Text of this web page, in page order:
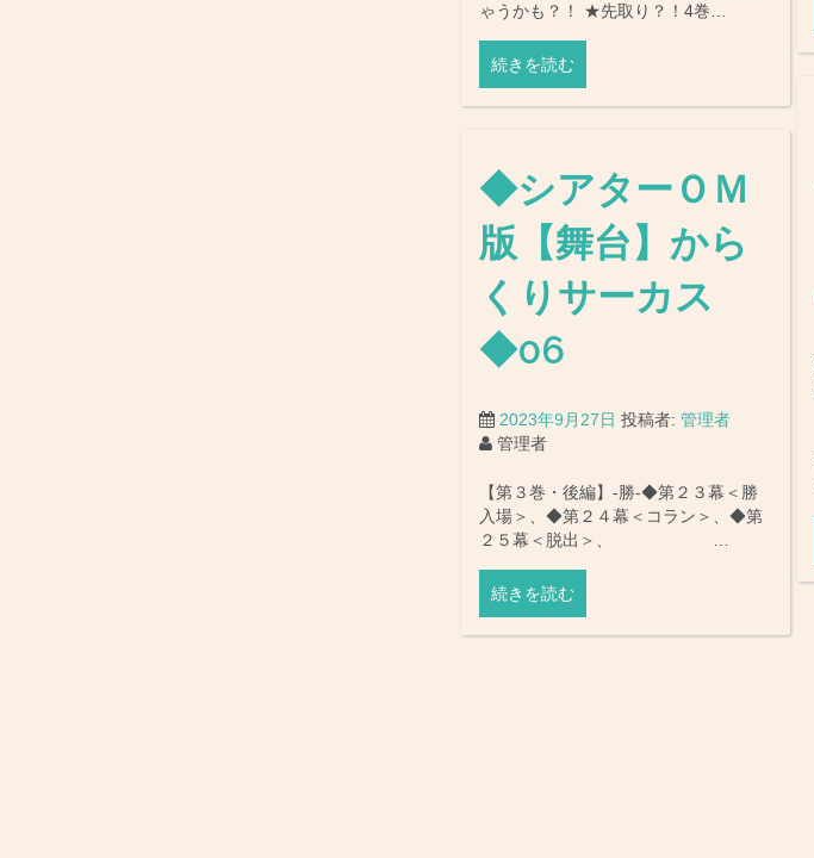
ゃうかも？！ ★先取り？！4巻…
続きを読む
◆シアターＯＭ
版【舞台】から
くりサーカス
◆06
2023年9月27日 投稿者: 管理者
管理者
【第３巻・後編】-勝-◆第２３幕＜勝
入場＞、◆第２４幕＜コラン＞、◆第
２５幕＜脱出＞、 …
続きを読む